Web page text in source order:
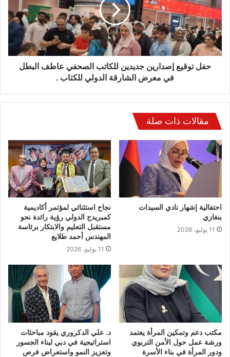
حفل توقيع إصدارين جديدين للكاتب الصحفي عاطف البطل
في معرض الشارقة الدولي للكتاب .
مقالات ذات صلة
احتفالية إشهار نادي السيدات
بنغازي
11 يوليو، 2026
نجاح استثنائي لمؤتمر أكاديمية
كمبريدج الدولي رؤية رائدة نحو
مستقبل التعليم والابتكار برئاسة
المهندس أحمد طلايع
11 يوليو، 2026
مكتب دعم وتمكين المرأة يعتمد
ورشة عمل حول الأمن التربوي
ودور المرأة في بناء الأسرة
د. علي الدكروري يقود مباحثات
استراتيجية في دبي لبناء الجسور
وتعزيز النمو واستعراض فرص